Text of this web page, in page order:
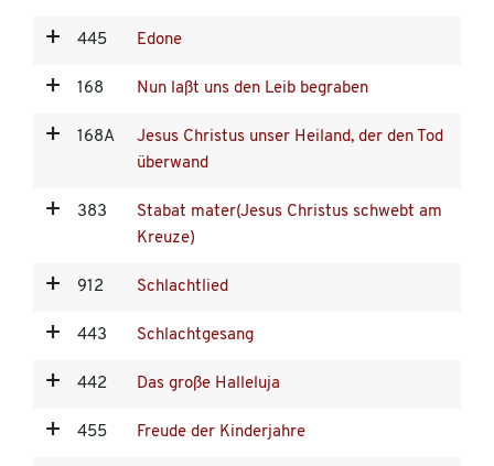
445 Edone
168 Nun laßt uns den Leib begraben
168A
Jesus Christus unser Heiland, der den Tod
überwand
383
Stabat mater(Jesus Christus schwebt am
Kreuze)
912 Schlachtlied
443 Schlachtgesang
442 Das große Halleluja
455 Freude der Kinderjahre